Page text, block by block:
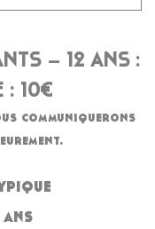
– 12 ANS :
: 10€
communiquerons